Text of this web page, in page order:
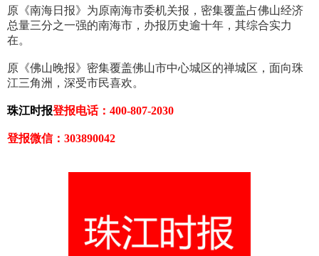
原《南海日报》为原南海市委机关报，密集覆盖占佛山经济
总量三分之一强的南海市，办报历史逾十年，其综合实力
在。
原《佛山晚报》密集覆盖佛山市中心城区的禅城区，面向珠
江三角洲，深受市民喜欢。
珠江时报登报电话：400-807-2030
登报微信：303890042